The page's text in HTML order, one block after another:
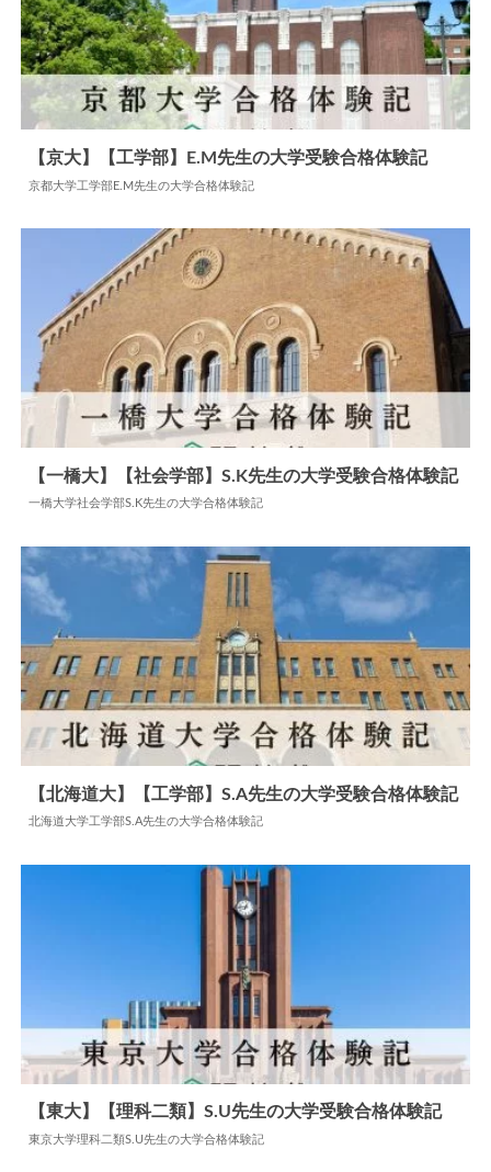
【京大】【工学部】E.M先生の大学受験合格体験記
京都大学工学部E.M先生の大学合格体験記
【一橋大】【社会学部】S.K先生の大学受験合格体験記
一橋大学社会学部S.K先生の大学合格体験記
【北海道大】【工学部】S.A先生の大学受験合格体験記
北海道大学工学部S.A先生の大学合格体験記
【東大】【理科二類】S.U先生の大学受験合格体験記
東京大学理科二類S.U先生の大学合格体験記